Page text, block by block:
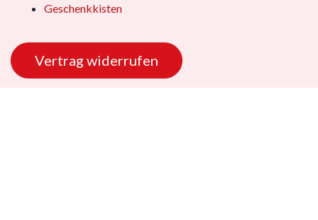
Geschenkkisten
Vertrag widerrufen